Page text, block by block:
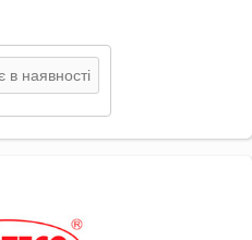
в наявності